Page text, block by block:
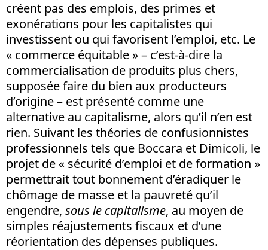
créent pas des emplois, des primes et
exonérations pour les capitalistes qui
investissent ou qui favorisent l’emploi, etc. Le
« commerce équitable » – c’est-à-dire la
commercialisation de produits plus chers,
supposée faire du bien aux producteurs
d’origine – est présenté comme une
alternative au capitalisme, alors qu’il n’en est
rien. Suivant les théories de confusionnistes
professionnels tels que Boccara et Dimicoli, le
projet de « sécurité d’emploi et de formation »
permettrait tout bonnement d’éradiquer le
chômage de masse et la pauvreté qu’il
engendre, sous le capitalisme, au moyen de
simples réajustements fiscaux et d’une
réorientation des dépenses publiques.